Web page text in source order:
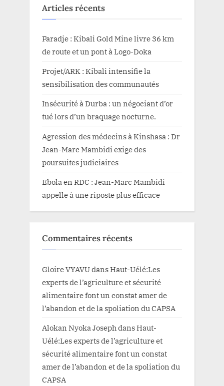
Articles récents
Faradje : Kibali Gold Mine livre 36 km
de route et un pont à Logo-Doka
Projet/ARK : Kibali intensifie la
sensibilisation des communautés
Insécurité à Durba : un négociant d’or
tué lors d’un braquage nocturne.
Agression des médecins à Kinshasa : Dr
Jean-Marc Mambidi exige des
poursuites judiciaires
Ebola en RDC : Jean-Marc Mambidi
appelle à une riposte plus efficace
Commentaires récents
Gloire VYAVUdansHaut-Uélé:Les
experts de l’agriculture et sécurité
alimentaire font un constat amer de
l’abandon et de la spoliation du CAPSA
Alokan Nyoka JosephdansHaut-
Uélé:Les experts de l’agriculture et
sécurité alimentaire font un constat
amer de l’abandon et de la spoliation du
CAPSA